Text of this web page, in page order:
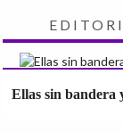
Ellas sin bandera